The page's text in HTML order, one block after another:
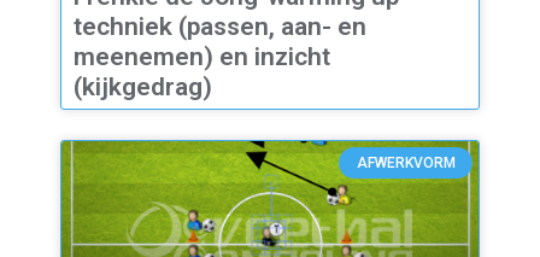
techniek (passen, aan- en
meenemen) en inzicht
(kijkgedrag)
AFWERKVORM